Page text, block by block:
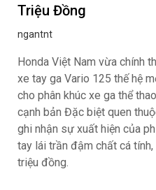
Triệu Đồng
ngantnt
Honda Việt Nam vừa chính
xe tay ga Vario 125 thế hệ
cho phân khúc xe ga thể
cạnh bản Đặc biệt quen
ghi nhận sự xuất hiện của
tay lái trần đậm chất cá
triệu đồng.